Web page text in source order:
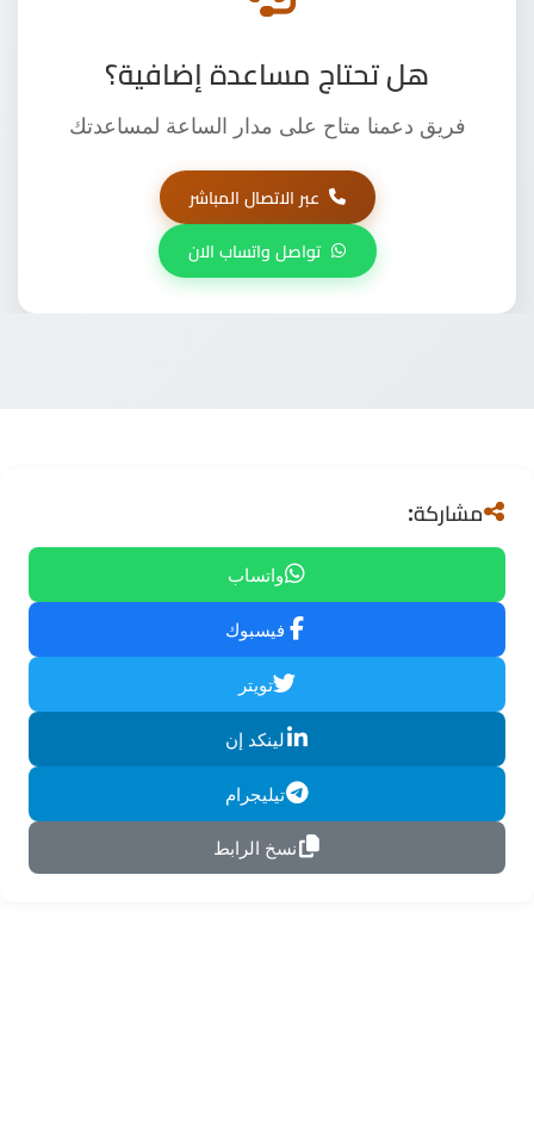
هل تحتاج مساعدة إضافية؟
فريق دعمنا متاح على مدار الساعة لمساعدتك
عبر الاتصال المباشر
تواصل واتساب الان
مشاركة:
واتساب
فيسبوك
تويتر
لينكد إن
تيليجرام
نسخ الرابط